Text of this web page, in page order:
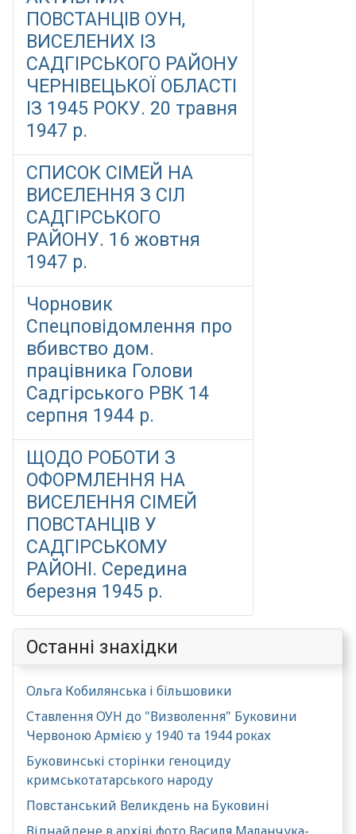
ПОВСТАНЦІВ ОУН,
ВИСЕЛЕНИХ ІЗ
САДГІРСЬКОГО РАЙОНУ
ЧЕРНІВЕЦЬКОЇ ОБЛАСТІ
ІЗ 1945 РОКУ. 20 травня
1947 р.
СПИСОК СІМЕЙ НА
ВИСЕЛЕННЯ З СІЛ
САДГІРСЬКОГО
РАЙОНУ. 16 жовтня
1947 р.
Чорновик
Спецповідомлення про
вбивство дом.
працівника Голови
Садгірського РВК 14
серпня 1944 р.
ЩОДО РОБОТИ З
ОФОРМЛЕННЯ НА
ВИСЕЛЕННЯ СІМЕЙ
ПОВСТАНЦІВ У
САДГІРСЬКОМУ
РАЙОНІ. Середина
березня 1945 р.
Останні знахідки
Ольга Кобилянська і більшовики
Ставлення ОУН до "Визволення" Буковини
Червоною Армією у 1940 та 1944 роках
Буковинські сторінки геноциду
кримськотатарського народу
Повстанський Великдень на Буковині